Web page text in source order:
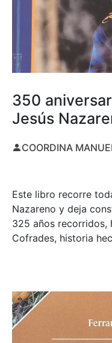
350
Jesús
COORDINA
Este libro recorre
Nazareno y deja
325 años recorridos,
Cofrades, historia